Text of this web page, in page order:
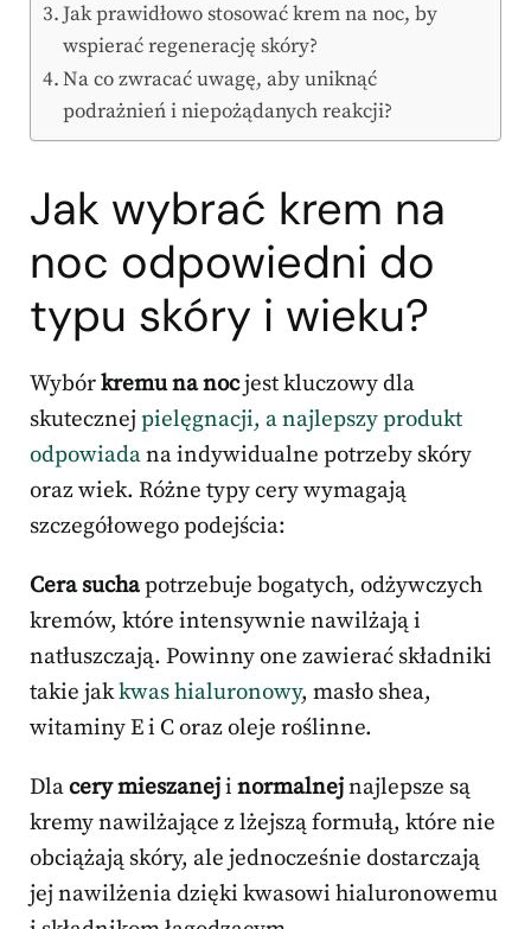
Jak prawidłowo stosować krem na noc, by
wspierać regenerację skóry?
Na co zwracać uwagę, aby uniknąć
podrażnień i niepożądanych reakcji?
Jak wybrać krem na
noc odpowiedni do
typu skóry i wieku?
Wybórkremu na nocjest kluczowy dla
skutecznejpielęgnacji, a najlepszy produkt
odpowiadana indywidualne potrzeby skóry
oraz wiek. Różne typy cery wymagają
szczegółowego podejścia:
Cera suchapotrzebuje bogatych, odżywczych
kremów, które intensywnie nawilżają i
natłuszczają. Powinny one zawierać składniki
takie jakkwas hialuronowy, masło shea,
witaminy E i C oraz oleje roślinne.
Dlacery mieszaneji normalnejnajlepsze są
kremy nawilżające z lżejszą formułą, które nie
obciążają skóry, ale jednocześnie dostarczają
jej nawilżenia dzięki kwasowi hialuronowemu